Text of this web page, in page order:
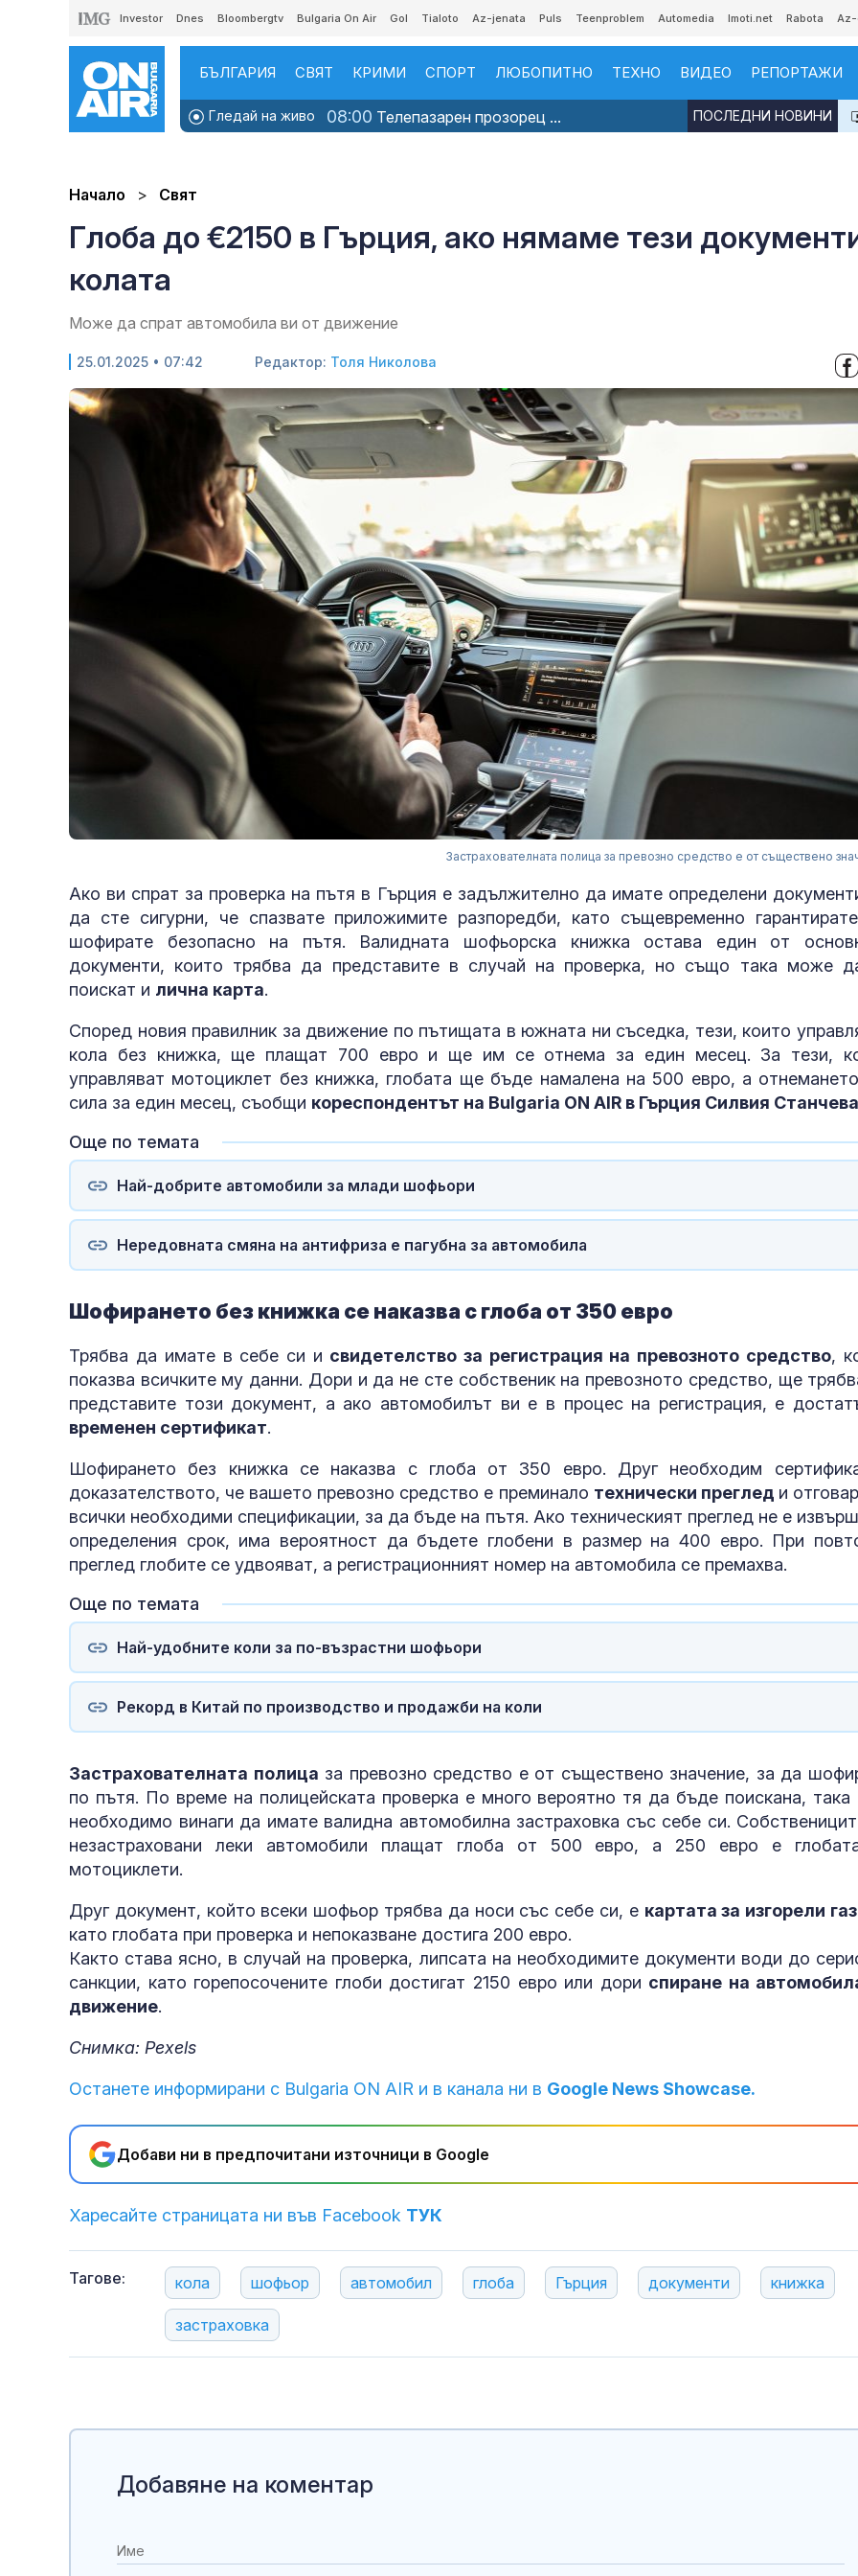
Investor Dnes Bloombergtv Bulgaria On Air Gol Tialoto Az-jenata Puls Teenproblem Automedia Imoti.net Rabota
БЪЛГАРИЯ СВЯТ КРИМИ СПОРТ ЛЮБОПИТНО ТЕХНО ВИДЕО РЕПОРТАЖИ
Гледай на живо 08:00 Телепазарен прозорец ... ПОСЛЕДНИ НОВИНИ
Начало Свят
Глоба до €2150 в Гърция, ако нямаме тези
колата
Може да спрат автомобила ви от движение
25.01.2025 • 07:42 Редактор: Толя Николова
Застрахователната полица за превозно средство е от съществено
Ако ви спрат за проверка на пътя в Гърция е задължително да имате определени
да сте сигурни, че спазвате приложимите разпоредби, като същевременно
шофирате безопасно на пътя. Валидната шофьорска книжка остава един от
документи, които трябва да представите в случай на проверка, но също така може
поискат и лична карта.
Според новия правилник за движение по пътищата в южната ни съседка, тези, които
кола без книжка, ще плащат 700 евро и ще им се отнема за един месец. За тези,
управляват мотоциклет без книжка, глобата ще бъде намалена на 500 евро, а
сила за един месец, съобщи кореспондентът на Bulgaria ON AIR в Гърция Силвия Станчева
Още по темата
Най-добрите автомобили за млади шофьори
Нередовната смяна на антифриза е пагубна за автомобила
Шофирането без книжка се наказва с глоба от 350 евро
Трябва да имате в себе си и свидетелство за регистрация на превозното средство,
показва всичките му данни. Дори и да не сте собственик на превозното средство, ще
представите този документ, а ако автомобилът ви е в процес на регистрация, е
временен сертификат.
Шофирането без книжка се наказва с глоба от 350 евро. Друг необходим
доказателството, че вашето превозно средство е преминало технически преглед и
всички необходими спецификации, за да бъде на пътя. Ако техническият преглед не е
определения срок, има вероятност да бъдете глобени в размер на 400 евро. При
преглед глобите се удвояват, а регистрационният номер на автомобила се премахва.
Още по темата
Най-удобните коли за по-възрастни шофьори
Рекорд в Китай по производство и продажби на коли
Застрахователната полица за превозно средство е от съществено значение, за да
по пътя. По време на полицейската проверка е много вероятно тя да бъде поискана, така
необходимо винаги да имате валидна автомобилна застраховка със себе си.
незастраховани леки автомобили плащат глоба от 500 евро, а 250 евро е
мотоциклети.
Друг документ, който всеки шофьор трябва да носи със себе си, е картата за изгорели
като глобата при проверка и непоказване достига 200 евро.
Както става ясно, в случай на проверка, липсата на необходимите документи води до
санкции, като горепосочените глоби достигат 2150 евро или дори спиране на
движение.
Снимка: Pexels
Останете информирани с Bulgaria ON AIR и в канала ни в Google News Showcase.
Добави ни в предпочитани източници в Google
Харесайте страницата ни във Facebook ТУК
Тагове: кола шофьор автомобил глоба Гърция документи книжка
застраховка
години от
равенство
Панатинайкос
до 37 градуса
Добавяне на коментар